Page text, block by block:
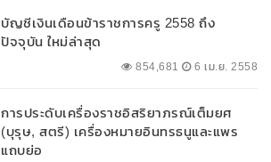
บัญชีเงินเดือนข้าราชการครู 2558 ถึง
ปัจจุบัน ใหม่ล่าสุด
854,681 6 เม.ย. 2558
การประดับเครื่องราชอิสริยาภรณ์เต็มยศ
(บุรุษ, สตรี) เครื่องหมายอินทรธนูและแพร
แถบย่อ